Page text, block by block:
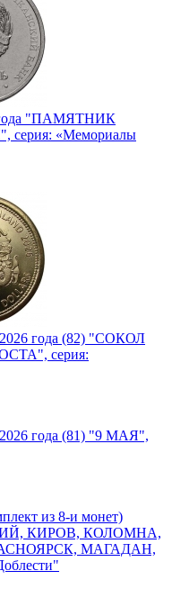
"ПАМЯТНИК
«Мемориалы
года (82) "СОКОЛ
серия:
года (81) "9 МАЯ",
из 8-и монет)
КИРОВ, КОЛОМНА,
МАГАДАН,